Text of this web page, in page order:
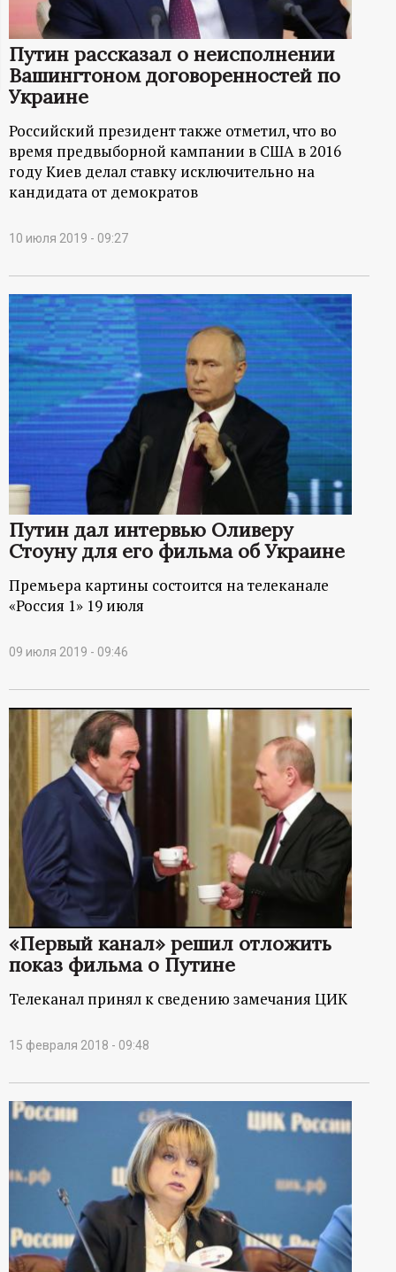
м
а
ц
и
о
н
н
ы
й
п
р
т
а
л
Путин рассказал о неисполнении
Вашингтоном договоренностей по
Украине
Российский президент также отметил, что во
время предвыборной кампании в США в 2016
году Киев делал ставку исключительно на
кандидата от демократов
10 июля 2019 - 09:27
Путин дал интервью Оливеру
Стоуну для его фильма об Украине
Премьера картины состоится на телеканале
«Россия 1» 19 июля
09 июля 2019 - 09:46
«Первый канал» решил отложить
показ фильма о Путине
Телеканал принял к сведению замечания ЦИК
15 февраля 2018 - 09:48